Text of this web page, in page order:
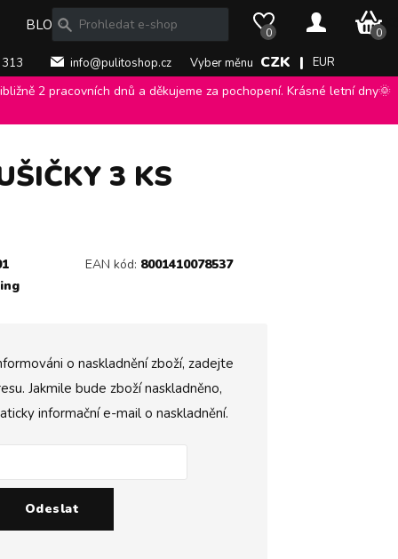
info@pulitoshop.cz Vyber měnu CZK | EUR
BLOG 0 0
0 Kč
2 pracovních dnů a děkujeme za pochopení. Krásné letní dny🌞
3 KS
EAN kód: 8001410078537
o naskladnění zboží, zadejte
Jakmile bude zboží naskladněno,
informační e-mail o naskladnění.
Odeslat